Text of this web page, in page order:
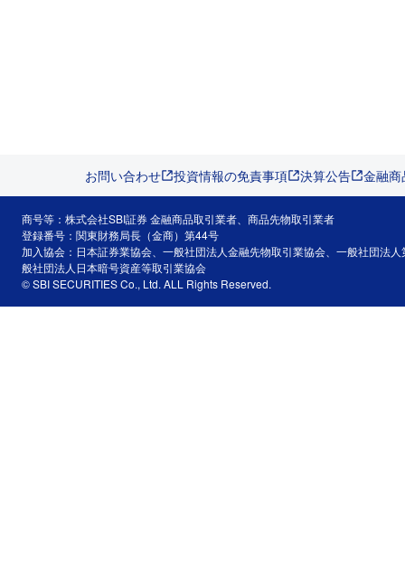
お問い合わせ 投資情報の免責事項 決算公告 金融
商号等：株式会社SBI証券 金融商品取引業者、商品先物取引業者
登録番号：関東財務局長（金商）第44号
加入協会：日本証券業協会、一般社団法人金融先物取引業協会、一般社団法
般社団法人日本暗号資産等取引業協会
© SBI SECURITIES Co., Ltd. ALL Rights Reserved.